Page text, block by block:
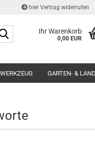
hier Vertrag widerrufen
Ihr Warenkorb
0,00 EUR
GARTEN- &